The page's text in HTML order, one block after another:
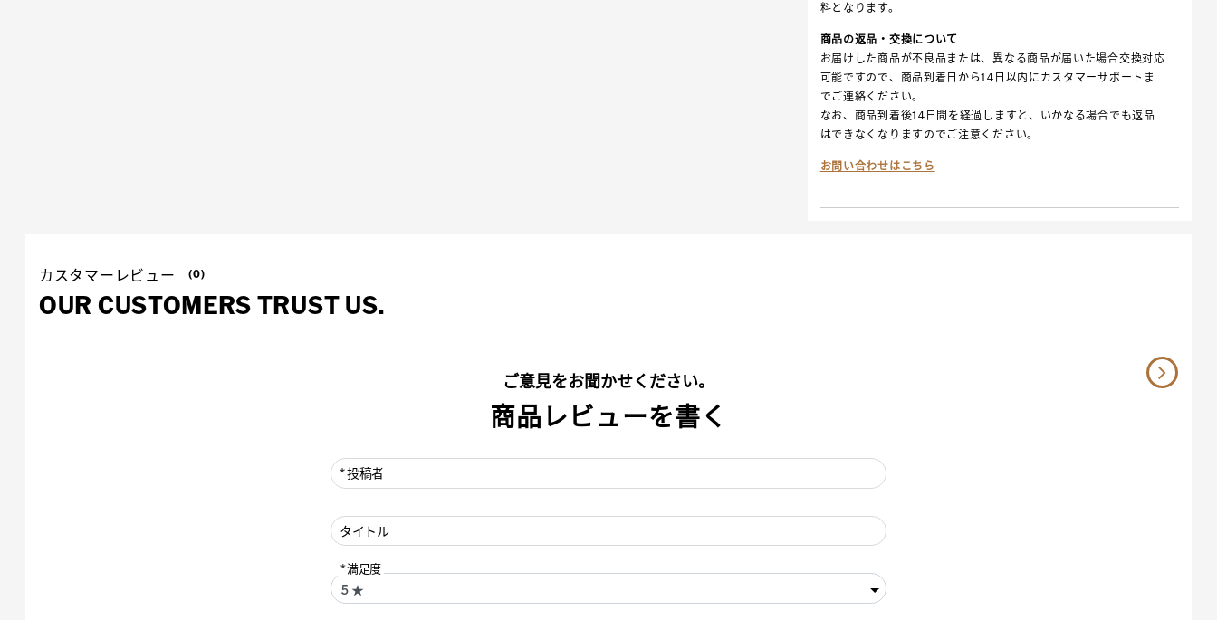
料となります。
商品の返品・交換について
お届けした商品が不良品または、異なる商品が届いた場合交換対応
可能ですので、商品到着日から14日以内にカスタマーサポートま
でご連絡ください。
なお、商品到着後14日間を経過しますと、いかなる場合でも返品
はできなくなりますのでご注意ください。
お問い合わせはこちら
カスタマーレビュー (0)
OUR CUSTOMERS TRUST US.
ご意見をお聞かせください。
商品レビューを書く
投稿者
タイトル
満足度